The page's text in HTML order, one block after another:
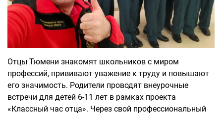
Отцы Тюмени знакомят школьников с миром
профессий, прививают уважение к труду и повышают
его значимость. Родители проводят внеурочные
встречи для детей 6-11 лет в рамках проекта
«Классный час отца». Через свой профессиональный